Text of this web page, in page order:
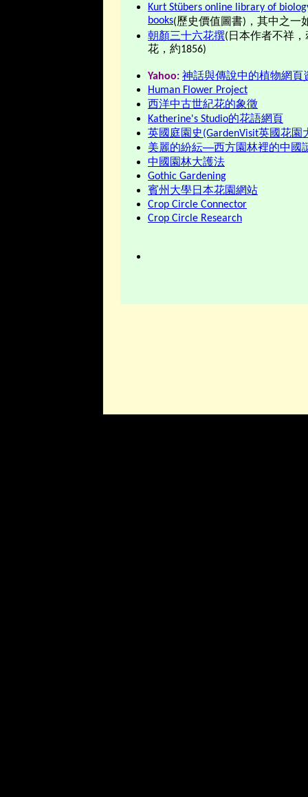
Kurt Stübers online library of
books(歷史價值圖書)，其中之一
朝顏三十六花撰(日本作者不祥，
花，約1856)
Yahoo: 神話與傳說中的植物網頁
Human Flower Project
西洋中古世紀花的象徵
Katherine's Studio的花語網頁
英國庭園史(GardenVisit英國花園
美麗的紛紜──西方園林裡的中國
中國園林大護法
Gothic Gardening
賓州大學日本花園網站
Crop Circle Connector
Crop Circle Research